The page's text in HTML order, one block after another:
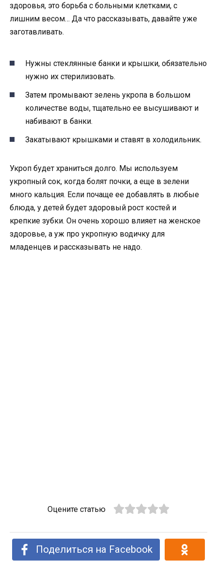
здоровья, это борьба с больными клетками, с
лишним весом… Да что рассказывать, давайте уже
заготавливать.
Нужны стеклянные банки и крышки, обязательно
нужно их стерилизовать.
Затем промывают зелень укропа в большом
количестве воды, тщательно ее высушивают и
набивают в банки.
Закатывают крышками и ставят в холодильник.
Укроп будет храниться долго. Мы используем
укропный сок, когда болят почки, а еще в зелени
много кальция. Если почаще ее добавлять в любые
блюда, у детей будет здоровый рост костей и
крепкие зубки. Он очень хорошо влияет на женское
здоровье, а уж про укропную водичку для
младенцев и рассказывать не надо.
Оцените статью
Поделиться на Facebook